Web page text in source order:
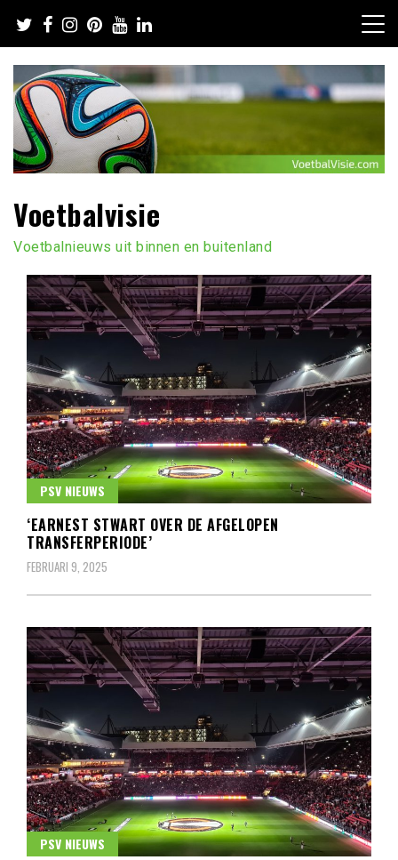
naar
de
inhoud
Voetbalvisie
Voetbalnieuws uit binnen en buitenland
PSV NIEUWS
‘EARNEST STWART OVER DE AFGELOPEN
TRANSFERPERIODE’
FEBRUARI 9, 2025
PSV NIEUWS